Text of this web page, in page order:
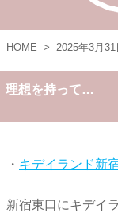
HOME > 2025年3月31
理想を持って…
・ キデイランド新
新宿東口にキデイ